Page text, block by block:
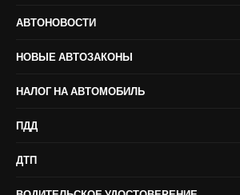
АВТОНОВОСТИ
НОВЫЕ АВТОЗАКОНЫ
НАЛОГ НА АВТОМОБИЛЬ
ПДД
ДТП